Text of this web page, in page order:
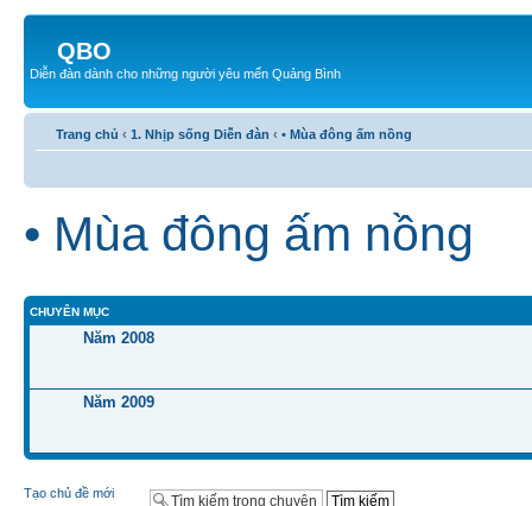
QBO
Diễn đàn dành cho những người yêu mến Quảng Bình
Trang chủ ‹ 1. Nhịp sống Diễn đàn ‹ • Mùa đông ấm nồng
• Mùa đông ấm nồng
CHUYÊN MỤC
Năm 2008
Năm 2009
Tạo chủ đề mới